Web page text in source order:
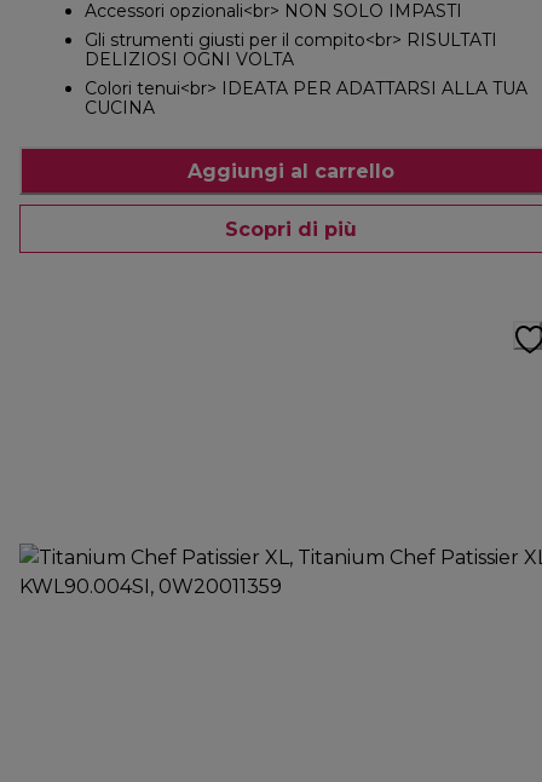
Accessori opzionali<br> NON SOLO IMPASTI
Gli strumenti giusti per il compito<br> RISULTATI
DELIZIOSI OGNI VOLTA
Colori tenui<br> IDEATA PER ADATTARSI ALLA TUA
CUCINA
Aggiungi al carrello
Scopri di più